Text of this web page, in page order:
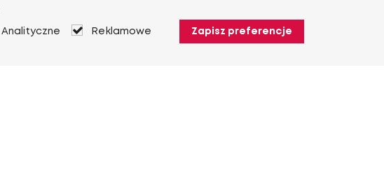
Analityczne Reklamowe Zapisz preferencje